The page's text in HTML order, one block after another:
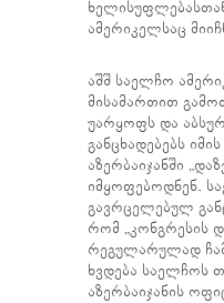
ამერიკელსაც
აშშ საელჩო
მისამართით
უარყოფს და
განცხადებებს
აზერბაიჯანში
იმყოფებოდნენ.
გავრცელებულ
რომ „კონგრესის
რეგულარულად
ხვდება საელჩოს
აზერბაიჯანის